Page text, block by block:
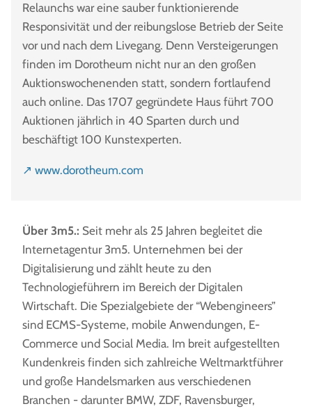
Relaunchs war eine sauber funktionierende
Responsivität und der reibungslose Betrieb der Seite
vor und nach dem Livegang. Denn Versteigerungen
finden im Dorotheum nicht nur an den großen
Auktionswochenenden statt, sondern fortlaufend
auch online. Das 1707 gegründete Haus führt 700
Auktionen jährlich in 40 Sparten durch und
beschäftigt 100 Kunstexperten.
↗ www.dorotheum.com
Über 3m5.: Seit mehr als 25 Jahren begleitet die
Internetagentur 3m5. Unternehmen bei der
Digitalisierung und zählt heute zu den
Technologieführern im Bereich der Digitalen
Wirtschaft. Die Spezialgebiete der “Webengineers”
sind ECMS-Systeme, mobile Anwendungen, E-
Commerce und Social Media. Im breit aufgestellten
Kundenkreis finden sich zahlreiche Weltmarktführer
und große Handelsmarken aus verschiedenen
Branchen - darunter BMW, ZDF, Ravensburger,